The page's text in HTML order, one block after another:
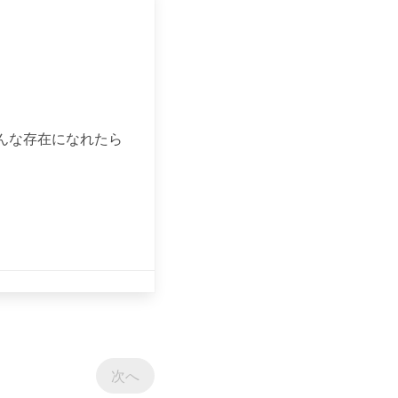
な存在になれたら
次へ